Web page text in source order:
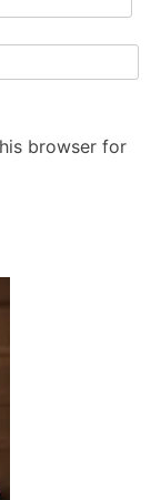
browser for